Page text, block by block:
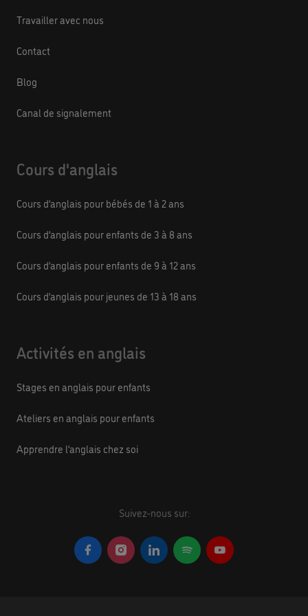
Travailler avec nous
Contact
Blog
Canal de signalement
Cours d'anglais
Cours d’anglais pour bébés de 1 à 2 ans
Cours d’anglais pour enfants de 3 à 8 ans
Cours d’anglais pour enfants de 9 à 12 ans
Cours d’anglais pour jeunes de 13 à 18 ans
Activités en anglais
Stages en anglais pour enfants
Ateliers en anglais pour enfants
Apprendre l’anglais chez soi
Suivez-nous sur: